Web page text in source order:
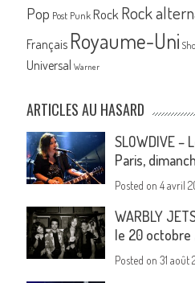
Pop Post Punk Rock Rock
Français Royaume-Uni
Universal Warner
ARTICLES AU HASARD
SLOWDIVE –
Paris,
Posted on4 avril
WARBLY
le 20 octobre
Posted on31 août